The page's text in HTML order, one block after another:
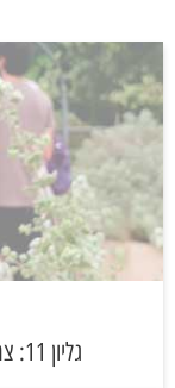
גליון 11: צמחי מרפא לטיפול בסוכרת, יוני 2009